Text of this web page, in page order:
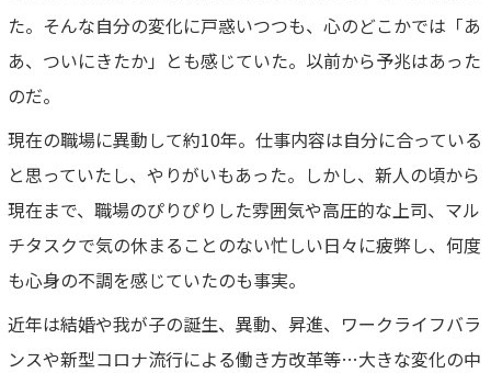
た。そんな自分の変化に戸惑いつつも、心のどこかでは「あ
あ、ついにきたか」とも感じていた。以前から予兆はあった
のだ。
現在の職場に異動して約10年。仕事内容は自分に合っている
と思っていたし、やりがいもあった。しかし、新人の頃から
現在まで、職場のぴりぴりした雰囲気や高圧的な上司、マル
チタスクで気の休まることのない忙しい日々に疲弊し、何度
も心身の不調を感じていたのも事実。
近年は結婚や我が子の誕生、異動、昇進、ワークライフバラ
ンスや新型コロナ流行による働き方改革等…大きな変化の中